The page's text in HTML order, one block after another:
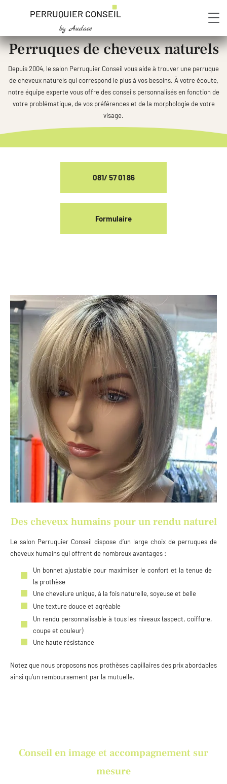
PERRUQUIER CONSEIL
by Audace
Perruques de cheveux naturels
Depuis 2004, le salon Perruquier Conseil vous aide à trouver une perruque
de cheveux naturels qui correspond le plus à vos besoins. À votre écoute,
notre équipe experte vous offre des conseils personnalisés en fonction de
votre problématique, de vos préférences et de la morphologie de votre
visage.
081/ 57 01 86
Formulaire
Des cheveux humains pour un rendu naturel
Le salon Perruquier Conseil dispose d’un large choix de perruques de
cheveux humains qui offrent de nombreux avantages :
Un bonnet ajustable pour maximiser le confort et la tenue de
la prothèse
Une chevelure unique, à la fois naturelle, soyeuse et belle
Une texture douce et agréable
Un rendu personnalisable à tous les niveaux (aspect, coiffure,
coupe et couleur)
Une haute résistance
Notez que nous proposons nos prothèses capillaires des prix abordables
ainsi qu’un remboursement par la mutuelle.
Conseil en image et accompagnement sur
mesure